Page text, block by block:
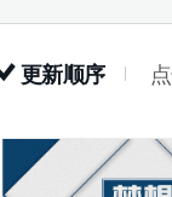
更新顺序